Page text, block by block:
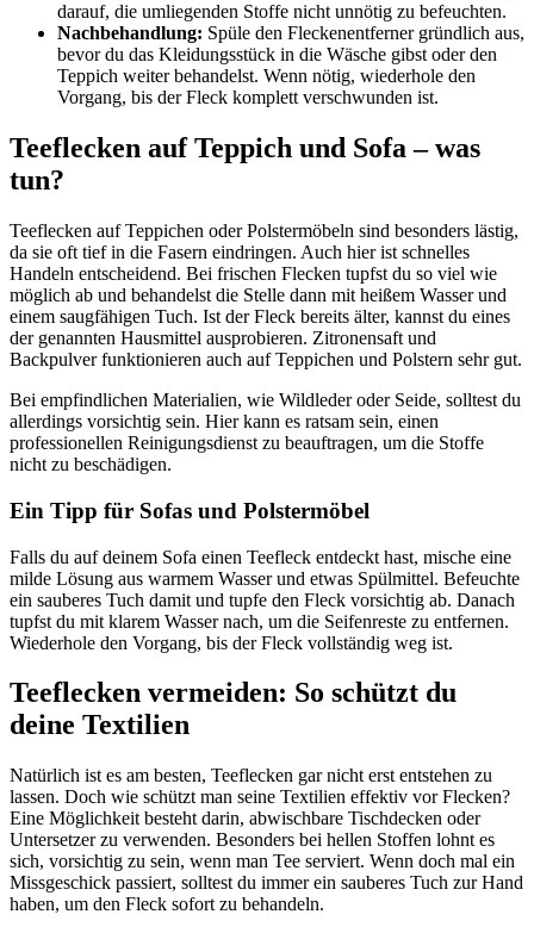
darauf, die umliegenden Stoffe nicht unnötig zu befeuchten.
Nachbehandlung: Spüle den Fleckenentferner gründlich aus,
bevor du das Kleidungsstück in die Wäsche gibst oder den
Teppich weiter behandelst. Wenn nötig, wiederhole den
Vorgang, bis der Fleck komplett verschwunden ist.
Teeflecken auf Teppich und Sofa – was
tun?
Teeflecken auf Teppichen oder Polstermöbeln sind besonders lästig,
da sie oft tief in die Fasern eindringen. Auch hier ist schnelles
Handeln entscheidend. Bei frischen Flecken tupfst du so viel wie
möglich ab und behandelst die Stelle dann mit heißem Wasser und
einem saugfähigen Tuch. Ist der Fleck bereits älter, kannst du eines
der genannten Hausmittel ausprobieren. Zitronensaft und
Backpulver funktionieren auch auf Teppichen und Polstern sehr gut.
Bei empfindlichen Materialien, wie Wildleder oder Seide, solltest du
allerdings vorsichtig sein. Hier kann es ratsam sein, einen
professionellen Reinigungsdienst zu beauftragen, um die Stoffe
nicht zu beschädigen.
Ein Tipp für Sofas und Polstermöbel
Falls du auf deinem Sofa einen Teefleck entdeckt hast, mische eine
milde Lösung aus warmem Wasser und etwas Spülmittel. Befeuchte
ein sauberes Tuch damit und tupfe den Fleck vorsichtig ab. Danach
tupfst du mit klarem Wasser nach, um die Seifenreste zu entfernen.
Wiederhole den Vorgang, bis der Fleck vollständig weg ist.
Teeflecken vermeiden: So schützt du
deine Textilien
Natürlich ist es am besten, Teeflecken gar nicht erst entstehen zu
lassen. Doch wie schützt man seine Textilien effektiv vor Flecken?
Eine Möglichkeit besteht darin, abwischbare Tischdecken oder
Untersetzer zu verwenden. Besonders bei hellen Stoffen lohnt es
sich, vorsichtig zu sein, wenn man Tee serviert. Wenn doch mal ein
Missgeschick passiert, solltest du immer ein sauberes Tuch zur Hand
haben, um den Fleck sofort zu behandeln.